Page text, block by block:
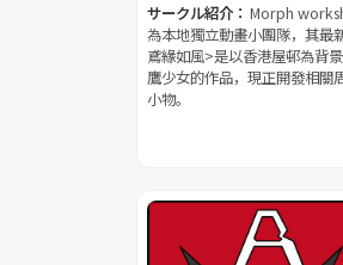
サークル紹介： Morph
為本地獨立動畫小團隊，其最
鳶緣如風>是以香港屋邨為背
鷹少女的作品，現正開發相關
小物。